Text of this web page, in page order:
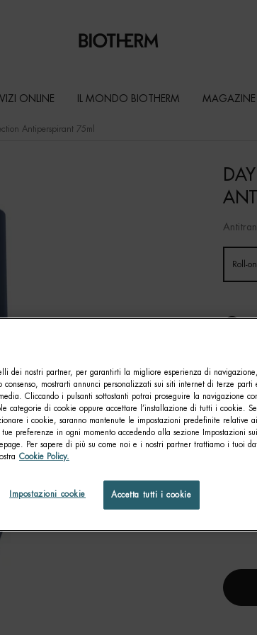
ONLINE IL MONDO BIOTHERM MAGAZINE
Antiperspirant 75ml
Roll-
dei nostri partner, per garantirti la migliore esperienza di
consenso, mostrarti annunci personalizzati sui siti internet di terze
Cliccando i pulsanti sottostanti potrai proseguire la navigazione
categorie di cookie oppure accettare l’installazione di tutti i cookie.
i cookie, saranno mantenute le impostazioni predefinite relative
preferenze in ogni momento accedendo alla sezione Impostazioni
Per sapere di più su come noi e i nostri partner trattiamo i tuoi
Cookie Policy.
Impostazioni cookie Accetta tutti i cookie